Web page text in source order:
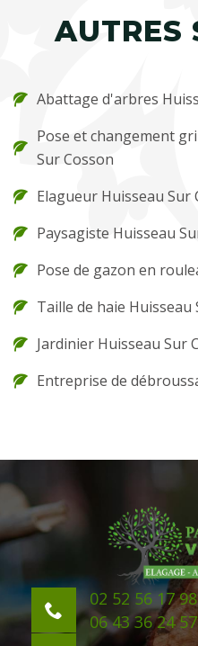
AUTRES
Abattage d'arbres
Pose et changement
Sur Cosson
Elagueur Huisseau Sur
Paysagiste Huisseau
Pose de gazon en
Taille de haie Huisseau
Jardinier Huisseau Sur
Entreprise de
02 52 56 17 98
06 43 36 24 57